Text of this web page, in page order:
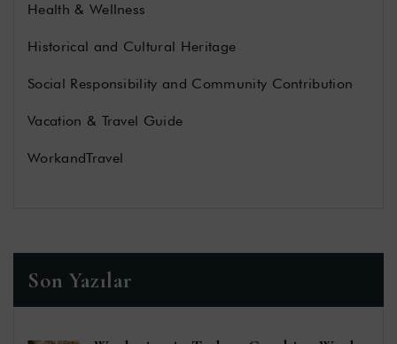
Health & Wellness
Historical and Cultural Heritage
Social Responsibility and Community Contribution
Vacation & Travel Guide
WorkandTravel
Son Yazılar